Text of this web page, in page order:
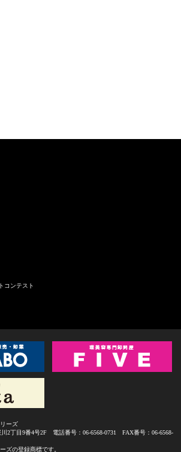
コンテスト
ーズ
2丁目9番4号2F 電話番号：06-6568-0731 FAX番号：06-6568-
ズの登録商標です。